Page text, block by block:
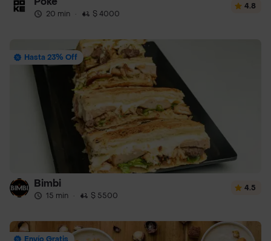
20 min · $ 4000
4.8
Hasta 23% Off
Bimbi
15 min · $ 5500
4.5